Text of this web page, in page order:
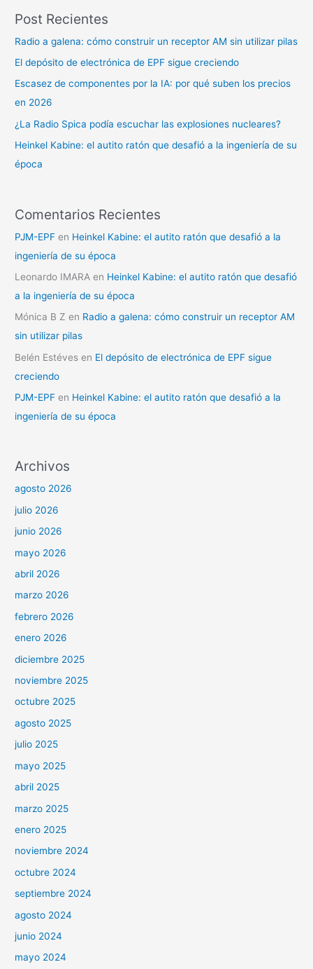
Post Recientes
Radio a galena: cómo construir un receptor AM sin utilizar pilas
El depósito de electrónica de EPF sigue creciendo
Escasez de componentes por la IA: por qué suben los precios
en 2026
¿La Radio Spica podía escuchar las explosiones nucleares?
Heinkel Kabine: el autito ratón que desafió a la ingeniería de su
época
Comentarios Recientes
PJM-EPF en Heinkel Kabine: el autito ratón que desafió a la
ingeniería de su época
Leonardo IMARA en Heinkel Kabine: el autito ratón que desafió
a la ingeniería de su época
Mónica B Z en Radio a galena: cómo construir un receptor AM
sin utilizar pilas
Belén Estéves en El depósito de electrónica de EPF sigue
creciendo
PJM-EPF en Heinkel Kabine: el autito ratón que desafió a la
ingeniería de su época
Archivos
agosto 2026
julio 2026
junio 2026
mayo 2026
abril 2026
marzo 2026
febrero 2026
enero 2026
diciembre 2025
noviembre 2025
octubre 2025
agosto 2025
julio 2025
mayo 2025
abril 2025
marzo 2025
enero 2025
noviembre 2024
octubre 2024
septiembre 2024
agosto 2024
junio 2024
mayo 2024